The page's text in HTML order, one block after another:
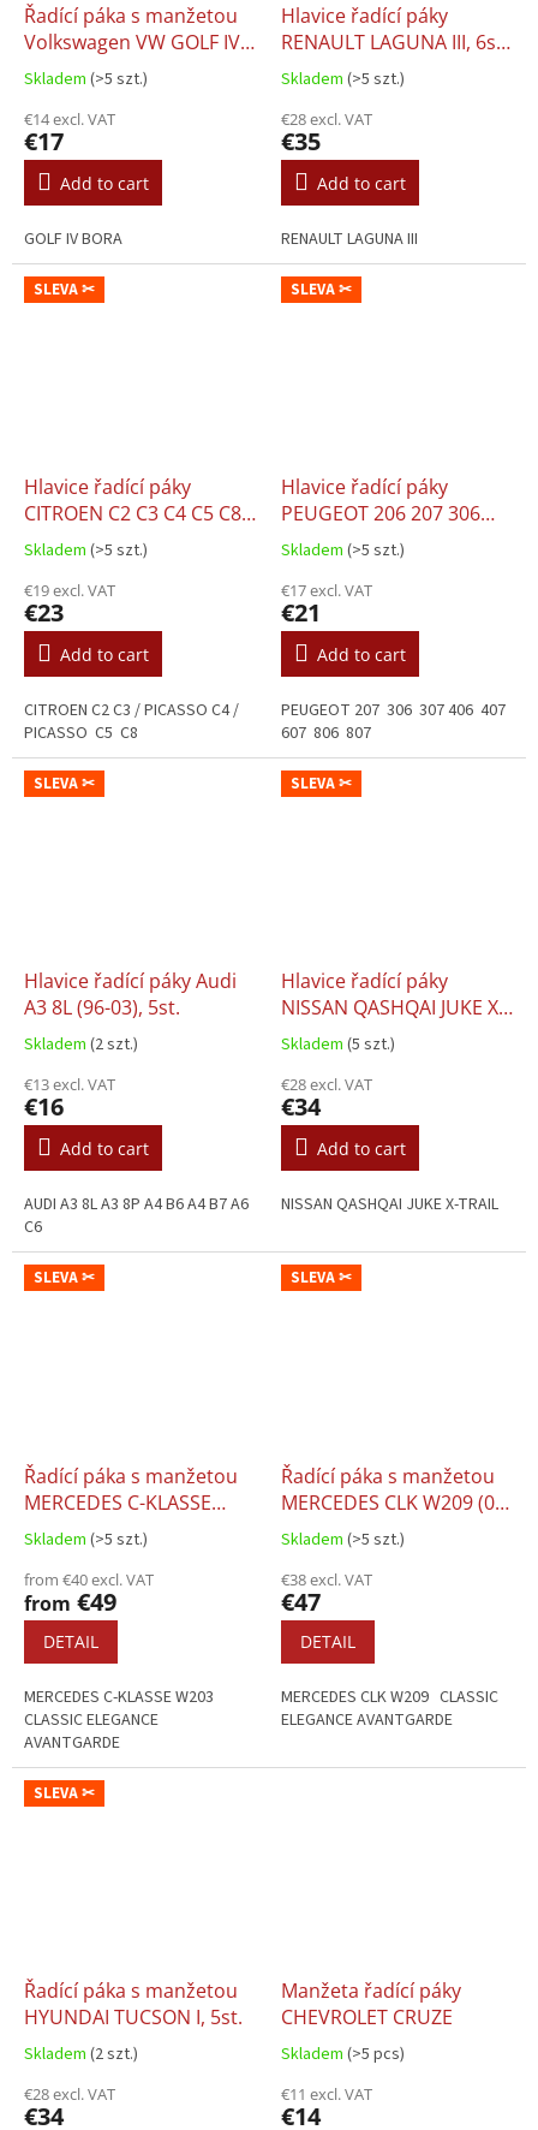
Řadící páka s manžetou
Volkswagen VW GOLF IV
BORA 12mm, 5st.
Skladem (>5 szt.)
€14 excl. VAT
€17
Add to cart
GOLF IV BORA
Hlavice řadící páky
RENAULT LAGUNA III, 6st.
(07-15)
Skladem (>5 szt.)
€28 excl. VAT
€35
Add to cart
RENAULT LAGUNA III
SLEVA ✂
Hlavice řadící páky
CITROEN C2 C3 C4 C5 C8,
5st. - kůže
Skladem (>5 szt.)
€19 excl. VAT
€23
Add to cart
CITROEN C2 C3 / PICASSO C4 /
PICASSO C5 C8
SLEVA ✂
Hlavice řadící páky
PEUGEOT 206 207 306
307 407 607 806 807, 5st.
Skladem (>5 szt.)
€17 excl. VAT
€21
Add to cart
PEUGEOT 207 306 307 406 407
607 806 807
SLEVA ✂
Hlavice řadící páky Audi
A3 8L (96-03), 5st.
Skladem (2 szt.)
€13 excl. VAT
€16
Add to cart
AUDI A3 8L A3 8P A4 B6 A4 B7 A6
C6
SLEVA ✂
Hlavice řadící páky
NISSAN QASHQAI JUKE X-
TRAIL, 5st.
Skladem (5 szt.)
€28 excl. VAT
€34
Add to cart
NISSAN QASHQAI JUKE X-TRAIL
SLEVA ✂
Řadící páka s manžetou
MERCEDES C-KLASSE
W203 (01-03) - Classic,
Elegance, Avantgarde
Skladem (>5 szt.)
from €40 excl. VAT
from €49
DETAIL
MERCEDES C-KLASSE W203
CLASSIC ELEGANCE
AVANTGARDE
SLEVA ✂
Řadící páka s manžetou
MERCEDES CLK W209 (02-
04) - Classic, Elegance,
Avantgarde
Skladem (>5 szt.)
€38 excl. VAT
€47
DETAIL
MERCEDES CLK W209 CLASSIC
ELEGANCE AVANTGARDE
SLEVA ✂
Řadící páka s manžetou
HYUNDAI TUCSON I, 5st.
Skladem (2 szt.)
€28 excl. VAT
€34
Manžeta řadící páky
CHEVROLET CRUZE
Skladem (>5 pcs)
€11 excl. VAT
€14